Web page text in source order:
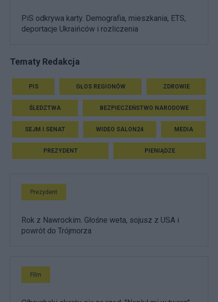
PiS odkrywa karty. Demografia, mieszkania, ETS,
deportacje Ukraińców i rozliczenia
Tematy Redakcja
PIS GŁOS REGIONÓW ZDROWIE
ŚLEDZTWA BEZPIECZEŃSTWO NARODOWE
SEJM I SENAT WIDEO SALON24 MEDIA
PREZYDENT PIENIĄDZE
Prezydent
Rok z Nawrockim. Głośne weta, sojusz z USA i
powrót do Trójmorza
Film